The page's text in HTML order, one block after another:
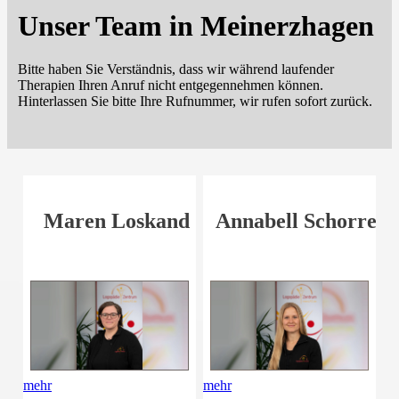
Unser Team in Meinerzhagen
Bitte haben Sie Verständnis, dass wir während laufender
Therapien Ihren Anruf nicht entgegennehmen können.
Hinterlassen Sie bitte Ihre Rufnummer, wir rufen sofort zurück.
Maren Loskand
mehr
Annabell Schorre
mehr